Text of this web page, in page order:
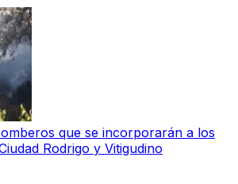
que se incorporarán a los
Rodrigo y Vitigudino